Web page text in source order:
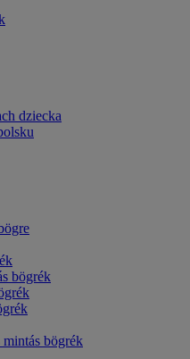
dziecka
bögrék
bögrék